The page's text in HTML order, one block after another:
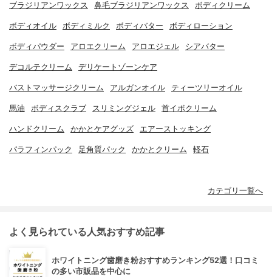
ブラジリアンワックス 鼻毛ブラジリアンワックス ボディクリーム
ボディオイル ボディミルク ボディバター ボディローション
ボディパウダー アロエクリーム アロエジェル シアバター
デコルテクリーム デリケートゾーンケア
バストマッサージクリーム アルガンオイル ティーツリーオイル
馬油 ボディスクラブ スリミングジェル 首イボクリーム
ハンドクリーム かかとケアグッズ エアーストッキング
パラフィンパック 足角質パック かかとクリーム 軽石
カテゴリ一覧へ
よく見られている人気おすすめ記事
ホワイトニング歯磨き粉おすすめランキング52選！口コミ
の多い市販品を中心に